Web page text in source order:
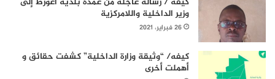
وزير الداخلية واللامركزية
26 فبراير، 2021
كيفه/ “وثيقة وزارة الداخلية” كشفت حقائق و
أهملت أخرى